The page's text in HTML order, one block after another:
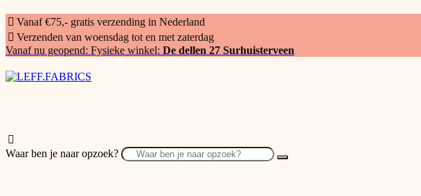
Vanaf €75,- gratis verzending in Nederland
Verzenden van woensdag tot en met zaterdag
Vanaf nu geopend: Fysieke winkel: De dellen 27 Surhuisterveen
Waar ben je naar opzoek?